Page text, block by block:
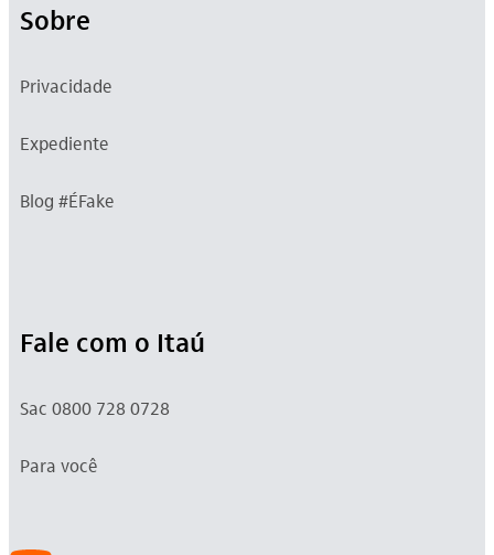
Sobre
Privacidade
Expediente
Blog #ÉFake
Fale com o Itaú
Sac 0800 728 0728
Para você